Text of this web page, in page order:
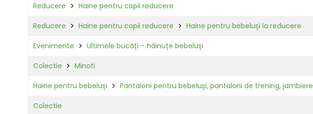
Reducere Haine pentru copii reducere
Reducere Haine pentru copii reducere Haine pentru bebeluși la reducere
Evenimente Ultimele bucăți – hăinuțe bebeluși
Colectie Minoti
Haine pentru bebeluși Pantaloni pentru bebeluși, pantaloni de trening, jambiere
Colectie